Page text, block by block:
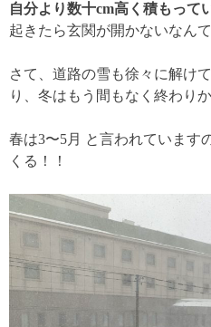
自分より数十cm高く積もって
起きたら玄関が開かないなん
さて、道路の雪も徐々に解け
り、冬はもう間もなく終わり
春は3〜5月 と言われています
くる！！